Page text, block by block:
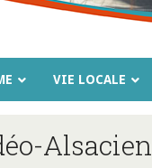
VIE LOCALE
Alsacien